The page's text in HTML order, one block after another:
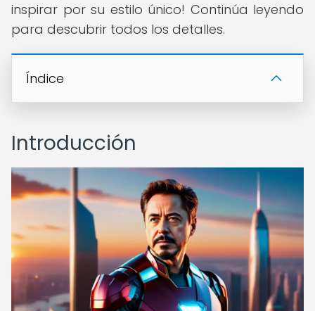
inspirar por su estilo único! Continúa leyendo
para descubrir todos los detalles.
Índice
Introducción